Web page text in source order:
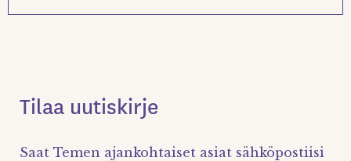
Tilaa uutiskirje
Saat Temen ajankohtaiset asiat sähköpostiisi